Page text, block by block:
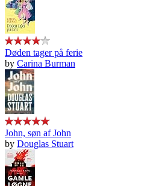
Døden tager på ferie
by Carina Burman
John, søn af John
by Douglas Stuart